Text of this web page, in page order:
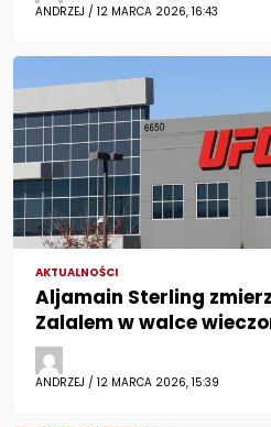
ANDRZEJ / 12 MARCA 2026, 16:43
AKTUALNOŚCI
Aljamain Sterling
Zalalem w walce
ANDRZEJ / 12 MARCA 2026, 15:39